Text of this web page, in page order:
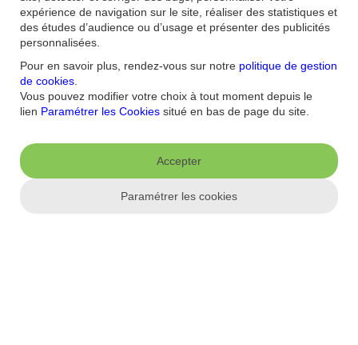
mes opérations délivrées par la fonctionnalité Mon Empreinte
Carbone ?
Aide et contact
FAQNous contacter / RéclamationsFormulairesAccessibilité : non
conformeSécuritéPlan du site
Nous connaitre
Qui sommes-nous ?Banque la moins chèreNos récompensesNos
RecrutementEspace Presse
expérience de navigation sur le site, réaliser des statistiques et
des études d’audience ou d’usage et présenter des publicités
personnalisées.
Pour en savoir plus, rendez-vous sur notre politique de gestion
de cookies
Vous pouvez modifier votre choix à tout moment depuis le
lien Paramétrer les Cookies situé en bas de page du site.
Accepter
Paramétrer les cookies